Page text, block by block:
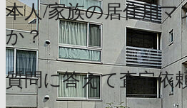
本人/家族の居住用
か？
質問に答えて査定依